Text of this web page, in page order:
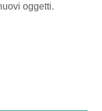
oggetti.